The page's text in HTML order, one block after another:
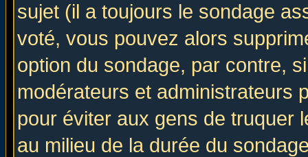
sujet (il a toujours le sondage
voté, vous pouvez alors
option du sondage, par contre,
modérateurs et administrateurs
pour éviter aux gens de truquer
au milieu de la durée du